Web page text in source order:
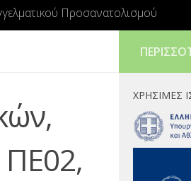
Προσανατολισμού
ΠΕ02,
ΧΡΉΣΙΜΕΣ